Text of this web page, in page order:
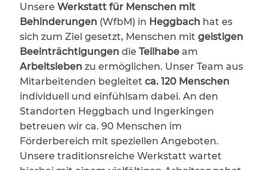
Unsere Werkstatt für Menschen mit
Behinderungen(WfbM) in Heggbach hat es
sich zum Ziel gesetzt, Menschen mit geistigen
Beeinträchtigungendie Teilhabe am
Arbeitsleben zu ermöglichen. Unser Team aus
Mitarbeitenden begleitet ca. 120 Menschen
individuell und einfühlsam dabei. An den
Standorten Heggbach und Ingerkingen
betreuen wir ca. 90 Menschen im
Förderbereich mit speziellen Angeboten.
Unsere traditionsreiche Werkstatt wartet